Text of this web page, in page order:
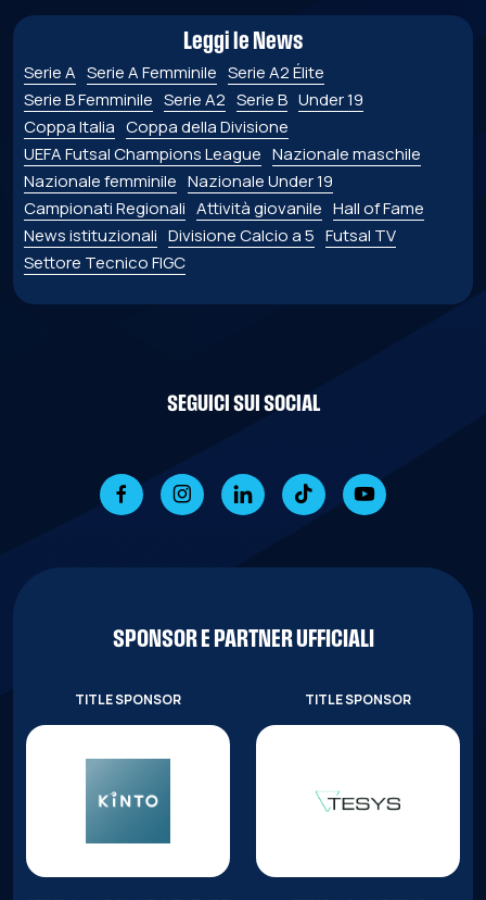
Leggi le News
Serie A Serie A Femminile Serie A2 Élite
Serie B Femminile Serie A2 Serie B Under 19
Coppa Italia Coppa della Divisione
UEFA Futsal Champions League Nazionale maschile
Nazionale femminile Nazionale Under 19
Campionati Regionali Attività giovanile Hall of Fame
News istituzionali Divisione Calcio a 5 Futsal TV
Settore Tecnico FIGC
SEGUICI SUI SOCIAL
SPONSOR E PARTNER UFFICIALI
TITLE SPONSOR TITLE SPONSOR